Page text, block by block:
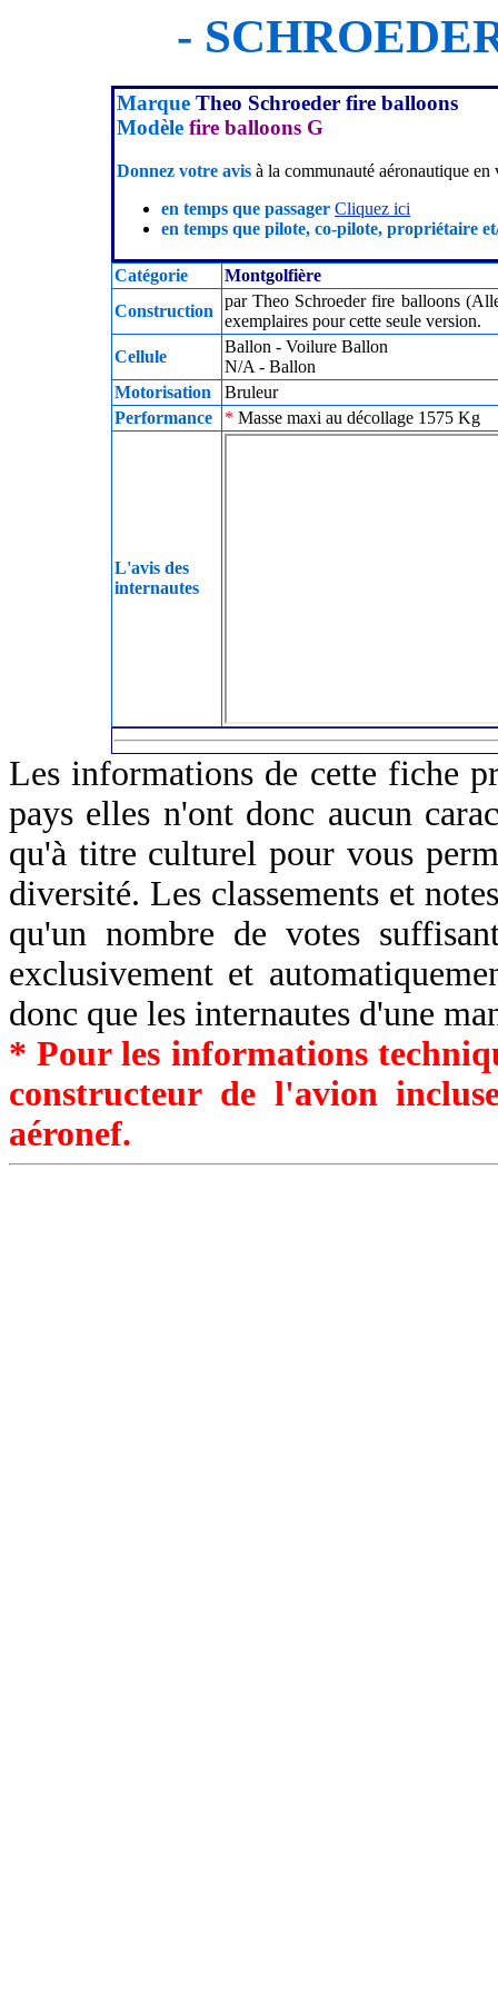
-
Marque Theo Schroeder fire balloons
Modèle fire balloons G
Donnez votre avis à la communauté aéronautique en
en temps que passager Cliquez ici
en temps que pilote, co-pilote, propriétaire
Catégorie
Montgolfière
Construction
par Theo Schroeder fire balloons
exemplaires pour cette seule version.
Cellule
Ballon - Voilure Ballon
N/A - Ballon
Motorisation
Bruleur
Performance
* Masse maxi au décollage 1575 Kg
L'avis des
internautes
Les informations de cette fiche
pays elles n'ont donc aucun
qu'à titre culturel pour vous
diversité. Les classements et
qu'un nombre de votes
exclusivement et
donc que les internautes d'une
* Pour les informations
constructeur de l'avion
aéronef.